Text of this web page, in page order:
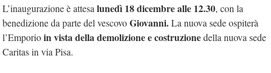
L’inaugurazione è attesa lunedì 18 dicembre alle 12.30, con la
benedizione da parte del vescovoGiovanni.La nuova sede ospiterà
l’Emporioin vista della demolizione e costruzionedella nuova sede
Caritas in via Pisa.